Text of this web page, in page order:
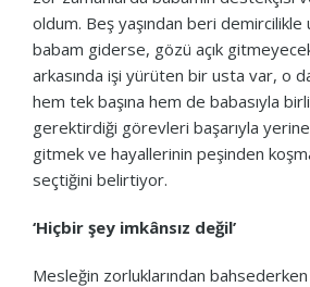
oldum. Beş yaşından beri demircilikle
babam giderse, gözü açık
arkasında işi yürüten bir usta var, o
hem tek başına hem de babasıyla
gerektirdiği görevleri başarıyla
gitmek ve hayallerinin peşinden
seçtiğini belirtiyor.
‘Hiçbir şey imkânsız değil’
Mesleğin zorluklarından bahsederken